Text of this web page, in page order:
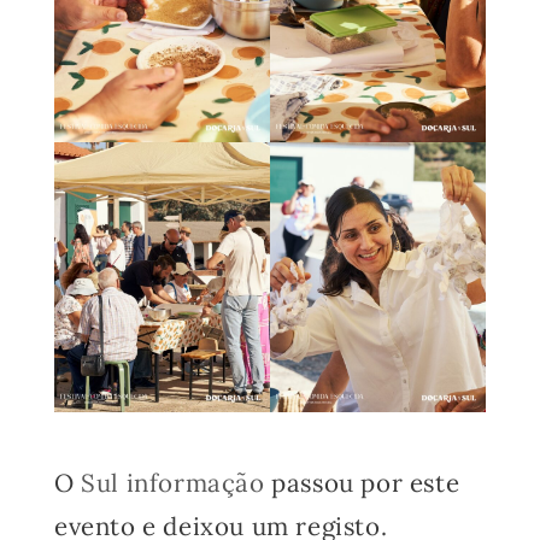
O Sul informaçãopassou por este
evento e deixou um registo.